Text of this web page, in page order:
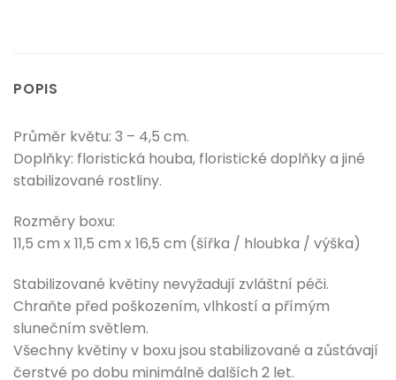
POPIS
Průměr květu: 3 – 4,5 cm.
Doplňky: floristická houba, floristické doplňky a jiné
stabilizované rostliny.
Rozměry boxu:
11,5 cm x 11,5 cm x 16,5 cm (šířka / hloubka / výška)
Stabilizované květiny nevyžadují zvláštní péči.
Chraňte před poškozením, vlhkostí a přímým
slunečním světlem.
Všechny květiny v boxu jsou stabilizované a zůstávají
čerstvé po dobu minimálně dalších 2 let.